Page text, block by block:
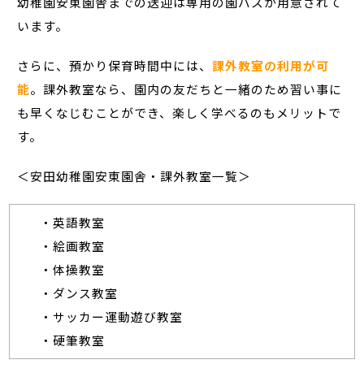
います。
さらに、預かり保育時間中には、課外教室の利用が可
能。課外教室なら、園内の友だちと一緒のため習い事に
も早くなじむことができ、楽しく学べるのもメリットで
す。
＜安田幼稚園安東園舎・課外教室一覧＞
・英語教室
・絵画教室
・体操教室
・ダンス教室
・サッカー運動遊び教室
・硬筆教室